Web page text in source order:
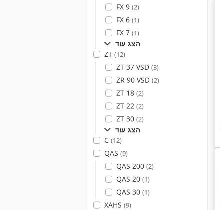
FX 9 (2)
FX 6 (1)
FX 7 (1)
הצג עוד
ZT (12)
ZT 37 VSD (3)
ZR 90 VSD (2)
ZT 18 (2)
ZT 22 (2)
ZT 30 (2)
הצג עוד
C (12)
QAS (9)
QAS 200 (2)
QAS 20 (1)
QAS 30 (1)
XAHS (9)